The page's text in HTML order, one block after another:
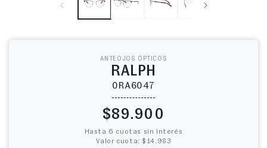
ANTEOJOS ÓPTICOS
RALPH
0RA6047
Precio habitual
$89.900
Hasta 6 cuotas sin interés
Valor cuota: $14.983